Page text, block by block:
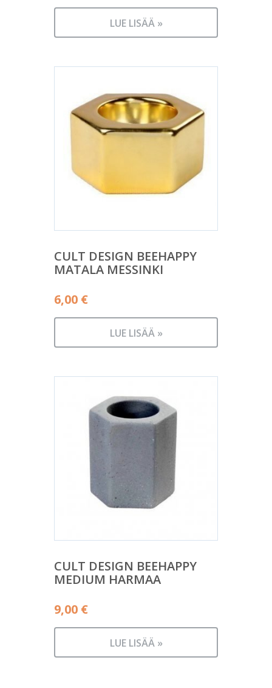
LUE LISÄÄ »
CULT DESIGN BEEHAPPY
MATALA MESSINKI
6,00 €
LUE LISÄÄ »
CULT DESIGN BEEHAPPY
MEDIUM HARMAA
9,00 €
LUE LISÄÄ »